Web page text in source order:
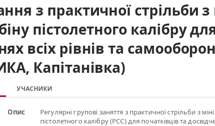
з практичної стрільби з
пістолетного калібру
всіх рівнів та
Капітанівка)
УЧАСНИКИ
Опис
Регулярні групові заняття з практичної стрільби з
пістолетного калібру (РСС) для початківців та